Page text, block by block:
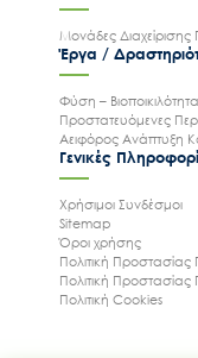
Μονάδες
Έργα /
Φύση – Βιοποικιλότητα
Προστατευόμενες
Αειφόρος Ανάπτυξη
Γενικές
Χρήσιμοι Συνδέσμοι
Sitemap
Όροι χρήσης
Πολιτική Προστασίας
Πολιτική
Πολιτική Cookies